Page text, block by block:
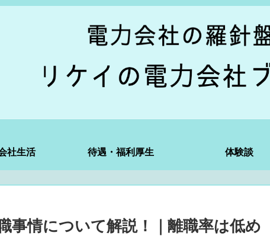
社生活 待遇・福利厚生 体験談
事情について解説！｜離職率は低め